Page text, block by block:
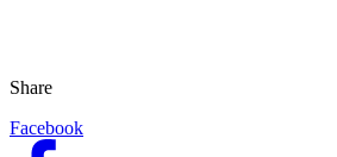
Share
Facebook